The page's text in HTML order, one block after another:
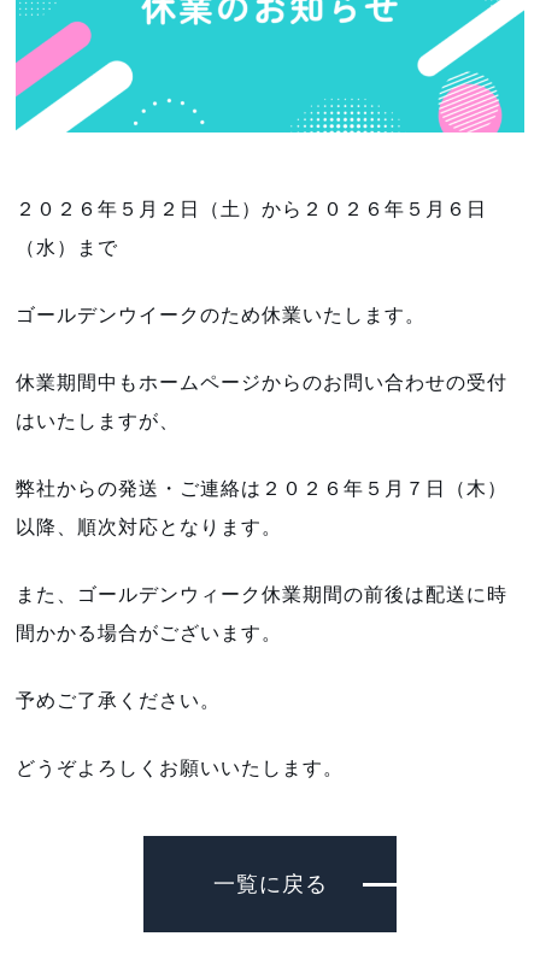
２０２６年５月２日（土）から２０２６年５月６日
（水）まで
ゴールデンウイークのため休業いたします。
休業期間中もホームページからのお問い合わせの受付
はいたしますが、
弊社からの発送・ご連絡は２０２６年５月７日（木）
以降、順次対応となります。
また、ゴールデンウィーク休業期間の前後は配送に時
間かかる場合がございます。
予めご了承ください。
どうぞよろしくお願いいたします。
一覧に戻る